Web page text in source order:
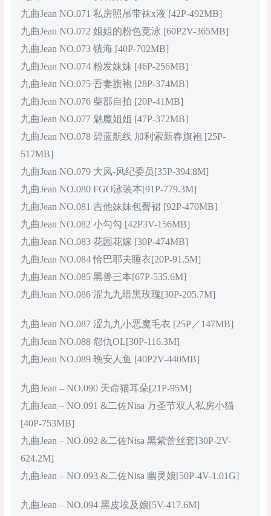
九曲Jean NO.071 私房照吊带袜x液 [42P-492MB]
九曲Jean NO.072 姐姐的粉色竞泳 [60P2V-365MB]
九曲Jean NO.073 镇海 [40P-702MB]
九曲Jean NO.074 粉发妹妹 [46P-256MB]
九曲Jean NO.075 吾妻旗袍 [28P-374MB]
九曲Jean NO.076 柴郡自拍 [20P-41MB]
九曲Jean NO.077 魅魔姐姐 [47P-372MB]
九曲Jean NO.078 碧蓝航线 加利索新春旗袍 [25P-
517MB]
九曲Jean NO.079 大凤-风纪委员[35P-394.8M]
九曲Jean NO.080 FGO泳装本[91P-779.3M]
九曲Jean NO.081 吉他妹妹包臀裙 [92P-470MB]
九曲Jean NO.082 小勾勾 [42P3V-156MB]
九曲Jean NO.083 花园花嫁 [30P-474MB]
九曲Jean NO.084 恰巴耶夫睡衣[20P-91.5M]
九曲Jean NO.085 黑兽三本[67P-535.6M]
九曲Jean NO.086 涩九九暗黑玫瑰[30P-205.7M]
九曲Jean NO.087 涩九九小恶魔毛衣 [25P／147MB]
九曲Jean NO.088 怨仇OL[30P-116.3M]
九曲Jean NO.089 晚安人鱼 [40P2V-440MB]
九曲Jean – NO.090 天命猫耳朵[21P-95M]
九曲Jean – NO.091 &二佐Nisa 万圣节双人私房小猫
[40P-753MB]
九曲Jean – NO.092 &二佐Nisa 黑紫蕾丝套[30P-2V-
624.2M]
九曲Jean – NO.093 &二佐Nisa 幽灵娘[50P-4V-1.01G]
九曲Jean – NO.094 黑皮埃及娘[5V-417.6M]